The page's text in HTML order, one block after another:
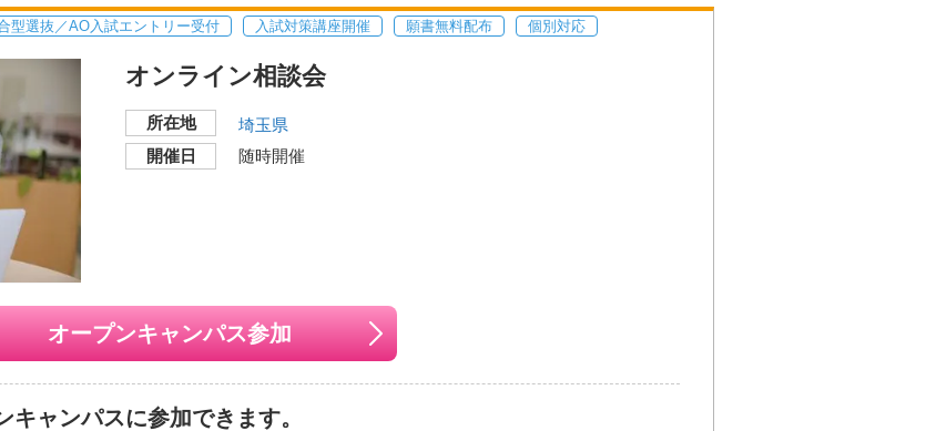
型選抜／AO入試エントリー受付 入試対策講座開催 願書無料配布 個別対応
オンライン相談会
所在地
埼玉県
開催日
随時開催
オープンキャンパス参加
ャンパスに参加できます。